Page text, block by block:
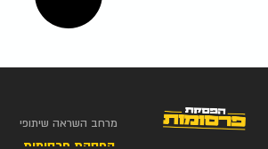
מרחב השראה שיתופי